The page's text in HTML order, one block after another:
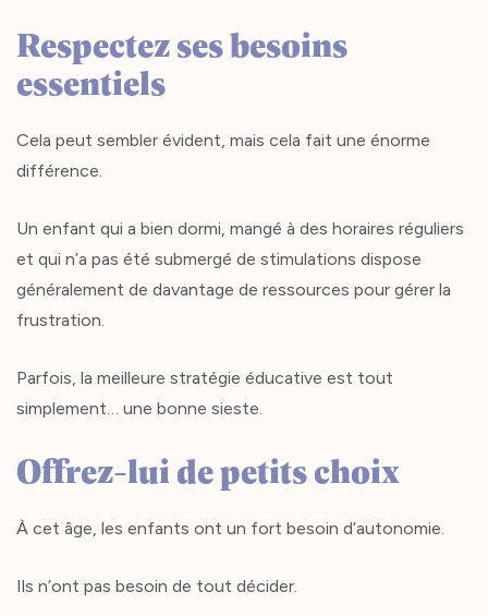
Respectez ses besoins
essentiels
Cela peut sembler évident, mais cela fait une énorme
différence.
Un enfant qui a bien dormi, mangé à des horaires réguliers
et qui n’a pas été submergé de stimulations dispose
généralement de davantage de ressources pour gérer la
frustration.
Parfois, la meilleure stratégie éducative est tout
simplement… une bonne sieste.
Offrez-lui de petits choix
À cet âge, les enfants ont un fort besoin d’autonomie.
Ils n’ont pas besoin de tout décider.